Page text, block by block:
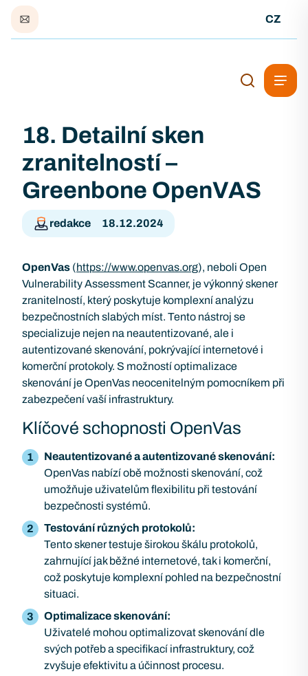
CZ
18. Detailní sken
zranitelností –
Greenbone OpenVAS
redakce 18.12.2024
OpenVas (https://www.openvas.org), neboli Open
Vulnerability Assessment Scanner, je výkonný skener
zranitelností, který poskytuje komplexní analýzu
bezpečnostních slabých míst. Tento nástroj se
specializuje nejen na neautentizované, ale i
autentizované skenování, pokrývající internetové i
komerční protokoly. S možností optimalizace
skenování je OpenVas neocenitelným pomocníkem při
zabezpečení vaší infrastruktury.
Klíčové schopnosti OpenVas
Neautentizované a autentizované skenování:
OpenVas nabízí obě možnosti skenování, což
umožňuje uživatelům flexibilitu při testování
bezpečnosti systémů.
Testování různých protokolů:
Tento skener testuje širokou škálu protokolů,
zahrnující jak běžné internetové, tak i komerční,
což poskytuje komplexní pohled na bezpečnostní
situaci.
Optimalizace skenování:
Uživatelé mohou optimalizovat skenování dle
svých potřeb a specifikací infrastruktury, což
zvyšuje efektivitu a účinnost procesu.